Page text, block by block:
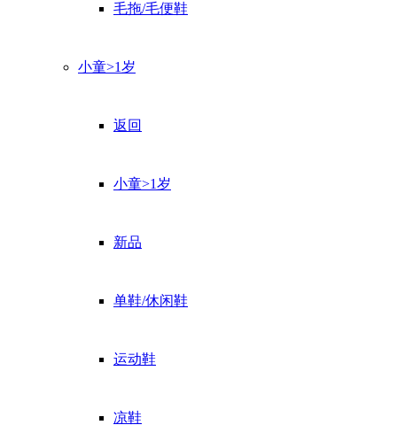
毛拖/毛便鞋
小童>1岁
返回
小童>1岁
新品
单鞋/休闲鞋
运动鞋
凉鞋